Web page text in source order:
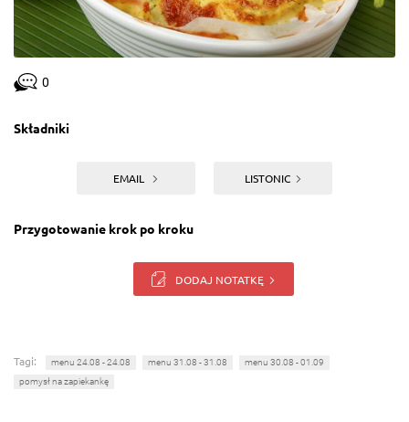
0
Składniki
EMAIL LISTONIC
Przygotowanie krok po kroku
DODAJ NOTATKĘ
Tagi: menu 24.08 - 24.08 menu 31.08 - 31.08
menu 30.08 - 01.09
pomysł na zapiekankę